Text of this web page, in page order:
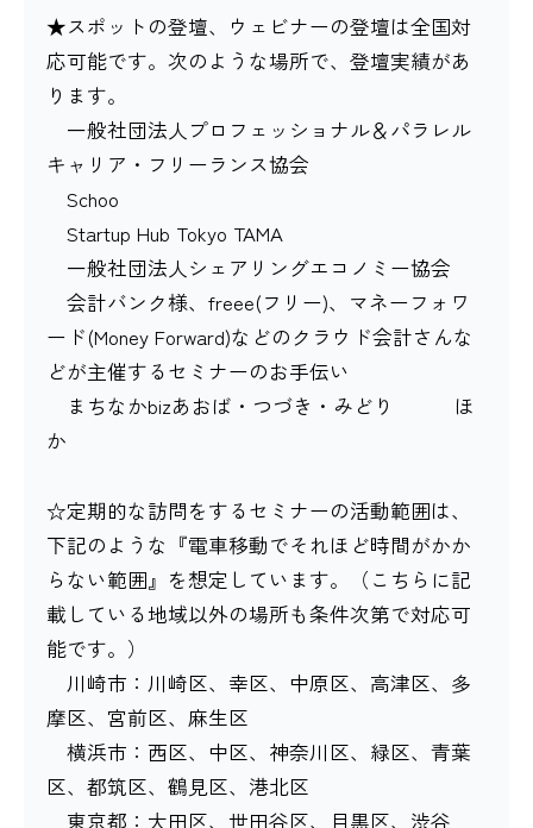
★スポットの登壇、ウェビナーの登壇は全国対
応可能です。次のような場所で、登壇実績があ
ります。
一般社団法人プロフェッショナル＆パラレル
キャリア・フリーランス協会
Schoo
Startup Hub Tokyo TAMA
一般社団法人シェアリングエコノミー協会
会計バンク様、freee(フリー)、マネーフォワ
ード(Money Forward)などのクラウド会計さんな
どが主催するセミナーのお手伝い
まちなかbizあおば・つづき・みどり ほ
か
☆定期的な訪問をするセミナーの活動範囲は、
下記のような『電車移動でそれほど時間がかか
らない範囲』を想定しています。（こちらに記
載している地域以外の場所も条件次第で対応可
能です。）
川崎市：川崎区、幸区、中原区、高津区、多
摩区、宮前区、麻生区
横浜市：西区、中区、神奈川区、緑区、青葉
区、都筑区、鶴見区、港北区
東京都：大田区、世田谷区、目黒区、渋谷